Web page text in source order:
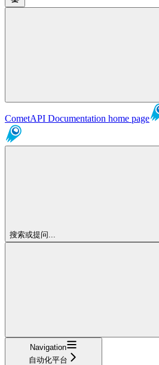
CometAPI Documentation home page
搜索或提问...
Navigation
自动化平台